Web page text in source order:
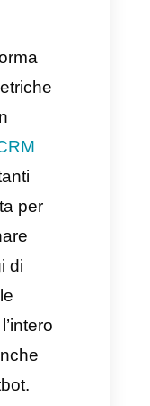
del
riferendo
e
e al
al team di
il processo
parte,
diobiettivi
prevendita,